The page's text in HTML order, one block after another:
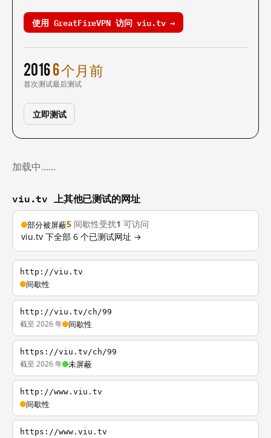
使用 GreatFireVPN 访问 viu.tv →
2016
首次测试
6 个月前
最后测试
立即测试
加载中……
viu.tv 上其他已测试的网址
部分被屏蔽5 间歇性受扰1 可访问
viu.tv 下全部 6 个已测试网址 →
http://viu.tv
间歇性
http://viu.tv/ch/99
截至 2026 年 间歇性
https://viu.tv/ch/99
截至 2026 年 未屏蔽
http://www.viu.tv
间歇性
https://www.viu.tv